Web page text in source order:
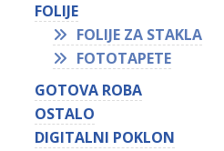
FOLIJE
FOLIJE ZA STAKLA
FOTOTAPETE
GOTOVA ROBA
OSTALO
DIGITALNI POKLON